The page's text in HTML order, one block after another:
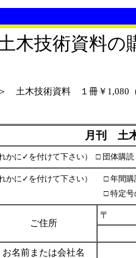
技術資料の
技術資料 １冊￥1,080（税
月刊 土
かに✓を付けて下さい） □ 団体
れかに✓を付けて下さい）
□ 年
□ 特
ご住所
〒
お名前または会社名